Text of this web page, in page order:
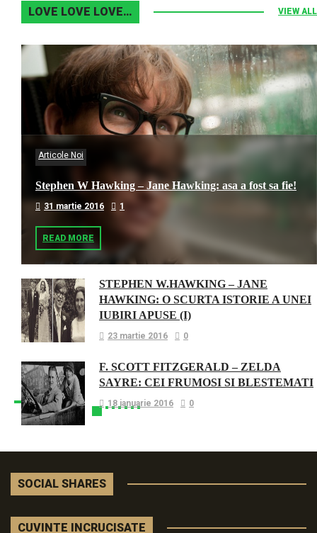
LOVE LOVE LOVE… VIEW ALL
Articole Noi
Stephen W Hawking – Jane Hawking: asa a fost sa fie!
31 martie 2016 1
READ MORE
STEPHEN W.HAWKING – JANE
HAWKING: O SCURTA ISTORIE A UNEI
IUBIRI APUSE (I)
23 martie 2016 0
F. SCOTT FITZGERALD – ZELDA
SAYRE: CEI FRUMOSI SI BLESTEMATI
18 ianuarie 2016 0
SOCIAL SHARES
CUVINTE INCRUCISATE